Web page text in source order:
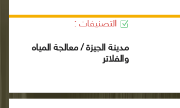
التصنيفات :
مدينة الجيزة / معالجة المياه
والفلاتر